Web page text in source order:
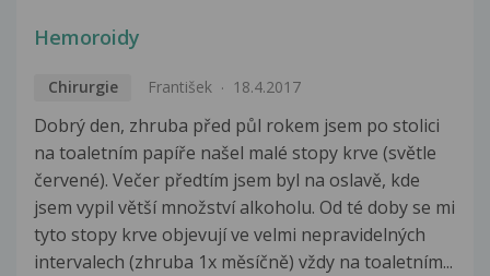
Hemoroidy
Chirurgie František 18.4.2017
Dobrý den, zhruba před půl rokem jsem po stolici
na toaletním papíře našel malé stopy krve (světle
červené). Večer předtím jsem byl na oslavě, kde
jsem vypil větší množství alkoholu. Od té doby se mi
tyto stopy krve objevují ve velmi nepravidelných
intervalech (zhruba 1x měsíčně) vždy na toaletním...